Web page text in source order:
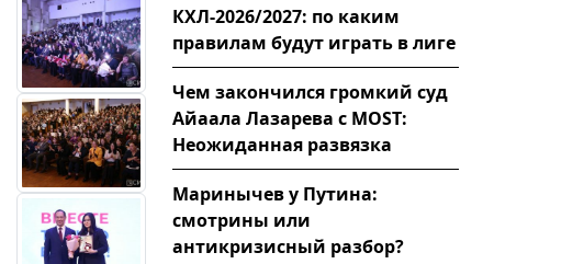
КХЛ-2026/2027: по каким
правилам будут играть в лиге
Чем закончился громкий суд
Айаала Лазарева с MOST:
Неожиданная развязка
Маринычев у Путина:
смотрины или
антикризисный разбор?